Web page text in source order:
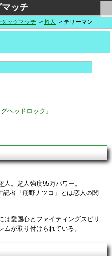
ッチ ≡
ッグマッチ 超人 テリーマン
ヘッドロック」
。超人強度95万パワー。
者「翔野ナツコ」とは恋人の関
は愛国心とファイティングスピリ
が取り付けられている。